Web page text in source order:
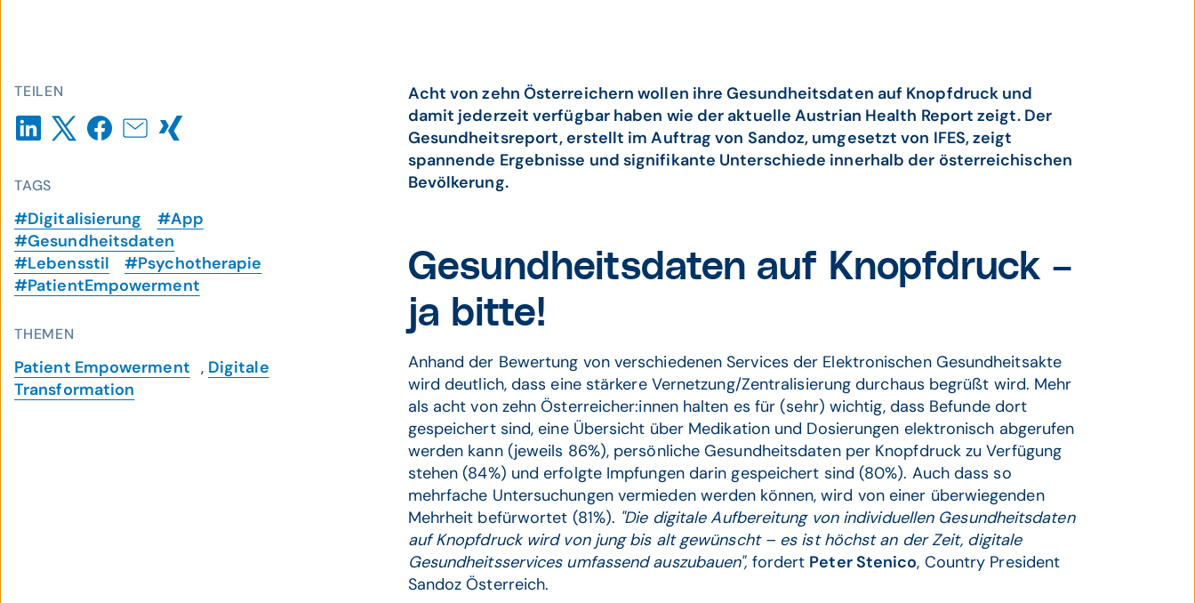
TEILEN
TAGS
#Digitalisierung
#App
#Gesundheitsdaten
#Lebensstil
#Psychotherapie
#PatientEmpowerment
THEMEN
Patient Empowerment , Digitale
Transformation
Acht von zehn Österreichern wollen ihre Gesundheitsdaten auf Knopfdruck und
damit jederzeit verfügbar haben wie der aktuelle Austrian Health Report zeigt. Der
Gesundheitsreport, erstellt im Auftrag von Sandoz, umgesetzt von IFES, zeigt
spannende Ergebnisse und signifikante Unterschiede innerhalb der österreichischen
Bevölkerung.
Gesundheitsdaten auf Knopfdruck –
ja bitte!
Anhand der Bewertung von verschiedenen Services der Elektronischen Gesundheitsakte
wird deutlich, dass eine stärkere Vernetzung/Zentralisierung durchaus begrüßt wird. Mehr
als acht von zehn Österreicher:innen halten es für (sehr) wichtig, dass Befunde dort
gespeichert sind, eine Übersicht über Medikation und Dosierungen elektronisch abgerufen
werden kann (jeweils 86%), persönliche Gesundheitsdaten per Knopfdruck zu Verfügung
stehen (84%) und erfolgte Impfungen darin gespeichert sind (80%). Auch dass so
mehrfache Untersuchungen vermieden werden können, wird von einer überwiegenden
Mehrheit befürwortet (81%). "Die digitale Aufbereitung von individuellen Gesundheitsdaten
auf Knopfdruck wird von jung bis alt gewünscht – es ist höchst an der Zeit, digitale
Gesundheitsservices umfassend auszubauen", fordert Peter Stenico, Country President
Sandoz Österreich.